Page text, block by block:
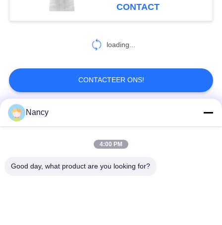
CONTACT
loading...
CONTACTEER ONS!
populaire categorieën
Nancy
4:00 PM
Good day, what product are you looking for?